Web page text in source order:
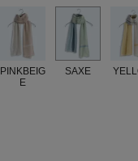
PINKBEIG
E
SAXE